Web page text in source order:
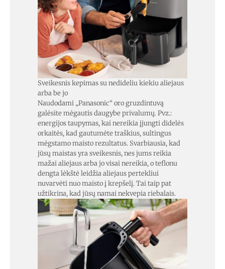
Sveikesnis kepimas su nedideliu kiekiu aliejaus
arba be jo
Naudodami „Panasonic“ oro gruzdintuvą
galėsite mėgautis daugybe privalumų. Pvz.:
energijos taupymas, kai nereikia įjungti didelės
orkaitės, kad gautumėte traškius, sultingus
mėgstamo maisto rezultatus. Svarbiausia, kad
jūsų maistas yra sveikesnis, nes jums reikia
mažai aliejaus arba jo visai nereikia, o teflonu
dengta lėkštė leidžia aliejaus pertekliui
nuvarvėti nuo maisto į krepšelį. Tai taip pat
užtikrina, kad jūsų namai nekvepia riebalais.